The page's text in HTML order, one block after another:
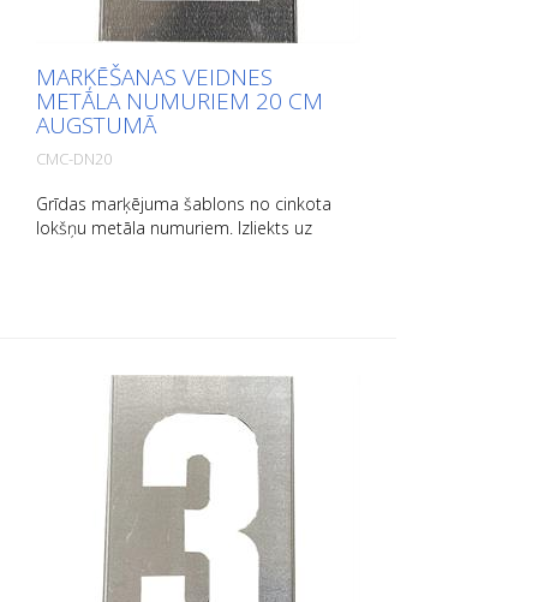
MARĶĒŠANAS VEIDNES
METĀLA NUMURIEM 20 CM
AUGSTUMĀ
CMC-DN20
Grīdas marķējuma šablons no cinkota
lokšņu metāla numuriem. Izliekts uz